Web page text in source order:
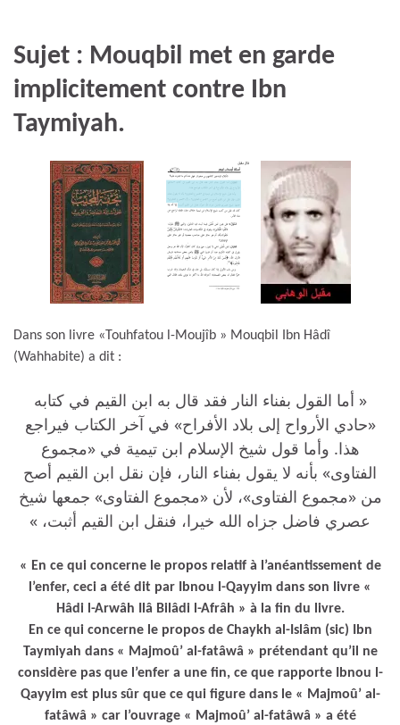
Sujet : Mouqbil met en garde
implicitement contre Ibn
Taymiyah.
Dans son livre «Touhfatou l-Moujîb » Mouqbil Ibn Hâdî
(Wahhabite) a dit :
« أما القول بفناء النار فقد قال به ابن القيم في كتابه
«حادي الأرواح إلى بلاد الأفراح» في آخر الكتاب فيراجع
هذا. وأما قول شيخ الإسلام ابن تيمية في «مجموع
الفتاوى» بأنه لا يقول بفناء النار، فإن نقل ابن القيم أصح
من «مجموع الفتاوى»، لأن «مجموع الفتاوى» جمعها شيخ
عصري فاضل جزاه الله خيرا، فنقل ابن القيم أثبت، »
« En ce qui concerne le propos relatif à l’anéantissement de
l’enfer, ceci a été dit par Ibnou l-Qayyim dans son livre «
Hâdi l-Arwâh Ilâ Bilâdi l-Afrâh » à la fin du livre.
En ce qui concerne le propos de Chaykh al-Islâm (sic) Ibn
Taymiyah dans « Majmoû’ al-fatâwâ » prétendant qu’il ne
considère pas que l’enfer a une fin, ce que rapporte Ibnou l-
Qayyim est plus sûr que ce qui figure dans le « Majmoû’ al-
fatâwâ » car l’ouvrage « Majmoû’ al-fatâwâ » a été